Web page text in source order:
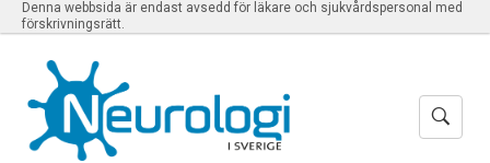
Denna webbsida är endast avsedd för läkare och sjukvårdspersonal med
förskrivningsrätt.